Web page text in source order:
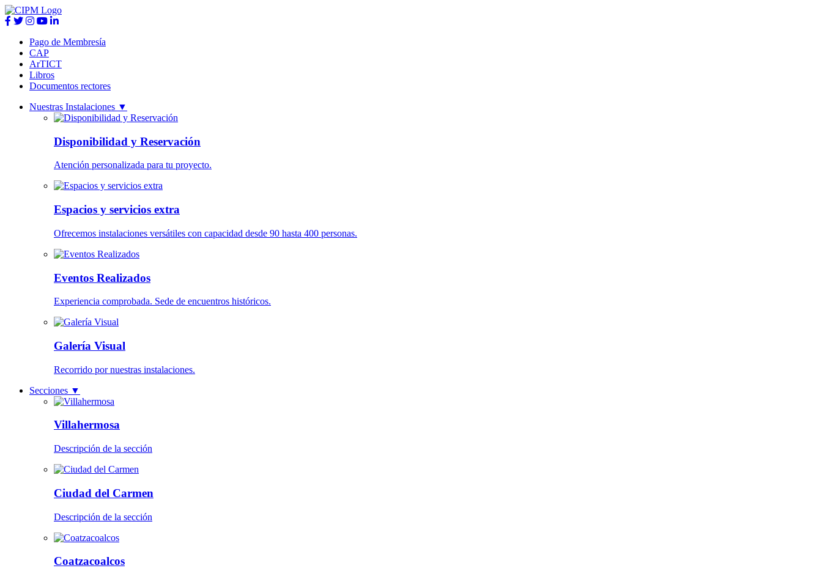
Pago de Membresía
CAP
ArTICT
Libros
Documentos rectores
Nuestras Instalaciones ▼
Disponibilidad y Reservación
Atención personalizada para tu proyecto.
Espacios y servicios extra
Ofrecemos instalaciones versátiles con capacidad desde 90 hasta 400 personas.
Eventos Realizados
Experiencia comprobada. Sede de encuentros históricos.
Galería Visual
Recorrido por nuestras instalaciones.
Secciones ▼
Villahermosa
Descripción de la sección
Ciudad del Carmen
Descripción de la sección
Coatzacoalcos